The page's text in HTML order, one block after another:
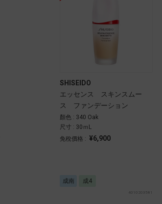
SHISEIDO
エッセンス スキンスムー
ス ファンデーション
顏色 : 340 Oak
尺寸 : 30ｍL
免稅價格 : ¥6,900
成南 成4
4010203581